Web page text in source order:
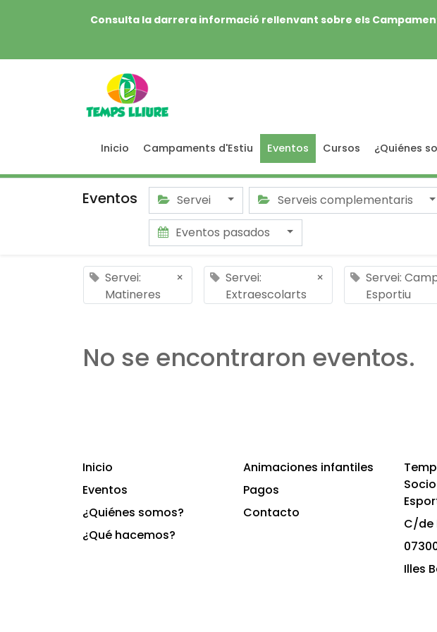
Consulta la darrera informació rellenvant sobre els
Inicio Campaments d'Estiu Eventos Cursos ¿Quiénes
Eventos Servei Serveis complementaris
Eventos pasados
Servei:
Matineres
×
Servei:
Extraescolarts
×
Servei:
Esportiu
No se encontraron eventos.
Inicio
Eventos
¿Quiénes somos?
¿Qué hacemos?
Animaciones infantiles
Pagos
Contacto
C/de
Illes